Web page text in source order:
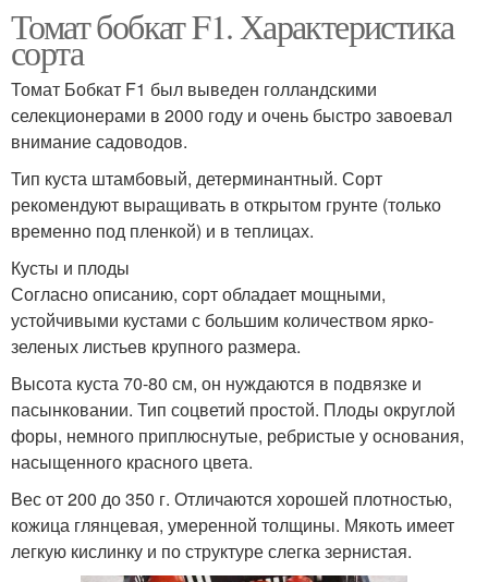
Томат бобкат F1. Характеристика
сорта
Томат Бобкат F1 был выведен голландскими
селекционерами в 2000 году и очень быстро завоевал
внимание садоводов.
Тип куста штамбовый, детерминантный. Сорт
рекомендуют выращивать в открытом грунте (только
временно под пленкой) и в теплицах.
Кусты и плоды
Согласно описанию, сорт обладает мощными,
устойчивыми кустами с большим количеством ярко-
зеленых листьев крупного размера.
Высота куста 70-80 см, он нуждаются в подвязке и
пасынковании. Тип соцветий простой. Плоды округлой
форы, немного приплюснутые, ребристые у основания,
насыщенного красного цвета.
Вес от 200 до 350 г. Отличаются хорошей плотностью,
кожица глянцевая, умеренной толщины. Мякоть имеет
легкую кислинку и по структуре слегка зернистая.